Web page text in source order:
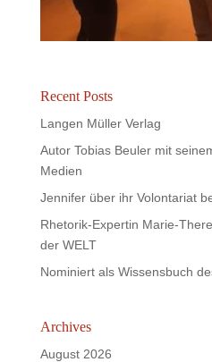
Recent Posts
Langen Müller Verlag
Autor Tobias Beuler mit
Medien
Jennifer über ihr Volontariat
Rhetorik-Expertin Marie-
der WELT
Nominiert als Wissensbuch
Archives
August 2026